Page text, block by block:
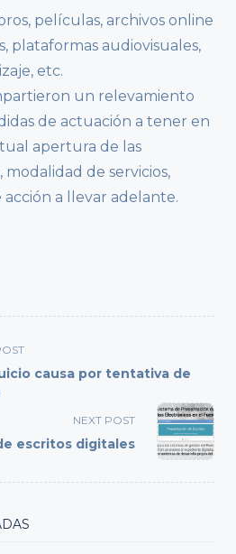
películas, archivos online
plataformas audiovisuales,
etc.
un relevamiento
de actuación a tener en
apertura de las
modalidad de servicios,
a llevar adelante.
causa por tentativa de
NEXT POST
escritos digitales